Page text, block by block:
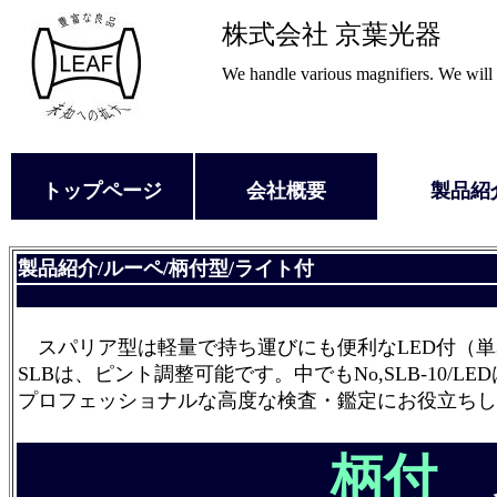
株式会社 京葉光器
We handle various magnifiers. We
トップページ 会社概要 製品紹
製品紹介/ルーペ/柄付型/ライト付
スパリア型は軽量で持ち運びにも便利なLED付（
SLBは、ピント調整可能です。中でもNo,SLB-10/
プロフェッショナルな高度な検査・鑑定にお役立ち
柄付